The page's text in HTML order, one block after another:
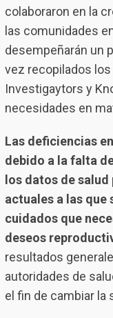
colaboraron en la
las comunidades
desempeñarán un
vez recopilados los
Investigaytors y
necesidades en
Las deficiencias
debido a la falta
los datos de
actuales a las que
cuidados que
deseos
resultados
autoridades de
el fin de cambiar la